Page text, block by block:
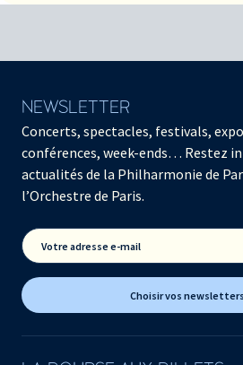
NEWSLETTER
Concerts, spectacles, festivals,
conférences, week-ends… Restez
actualités de la Philharmonie de
l’Orchestre de Paris.
Votre adresse e-mail
Choisir vos newsletters